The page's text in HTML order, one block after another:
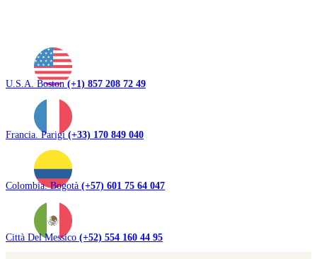
U.S.A. Boston(+1) 857 208 72 49
Francia. Parigi(+33) 170 849 040
Colombia. Bogotà (+57) 601 75 64 047
Città Del Messico (+52) 554 160 44 95